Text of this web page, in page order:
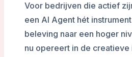
Voor bedrijven die actief
een AI Agent hét
beleving naar een hoger
nu opereert in de creatieve